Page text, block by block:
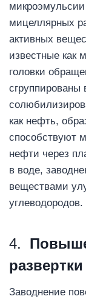
мицеллярных
активных
известные как
головки
как нефть,
способствуют
нефти через
в воде,
веществами
углеводородов.
4.
развертки
Заводнение